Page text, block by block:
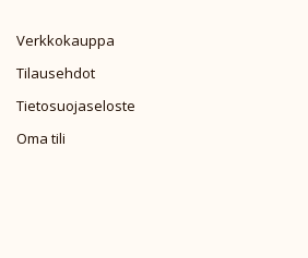
Verkkokauppa
Tilausehdot
Tietosuojaseloste
Oma tili